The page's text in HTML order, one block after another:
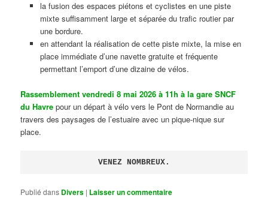
la fusion des espaces piétons et cyclistes en une piste
mixte suffisamment large et séparée du trafic routier par
une bordure.
en attendant la réalisation de cette piste mixte, la mise en
place immédiate d’une navette gratuite et fréquente
permettant l’emport d’une dizaine de vélos.
Rassemblement vendredi 8 mai 2026 à 11h à la gare SNCF
du Havre pour un départ à vélo vers le Pont de Normandie au
travers des paysages de l’estuaire avec un pique-nique sur
place.
VENEZ NOMBREUX.
Publié dans Divers | Laisser un commentaire